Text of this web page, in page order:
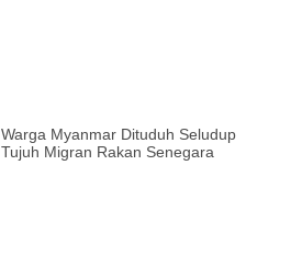
Warga Myanmar Dituduh Seludup
Tujuh Migran Rakan Senegara